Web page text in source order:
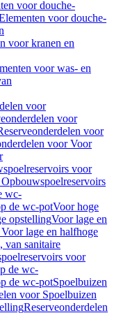
voor douche-
voor douche-
voor kranen en
voor was- en
voor
voor
voor
voor Voor
voor
wc-
de wc-potVoor hoge
opstellingVoor lage en
lage en halfhoge
van sanitaire
voor
de wc-
de wc-potSpoelbuizen
voor Spoelbuizen
Reserveonderdelen